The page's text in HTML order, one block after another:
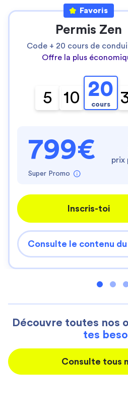
Favoris
Permis Zen
Code + 20 cours de
Offre la plus
5 10 20
cours
799€
Super Promo
prix
Inscris-toi
Consulte le contenu
Découvre toutes nos
tes
Consulte tous